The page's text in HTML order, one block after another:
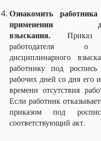
Ознакомить
применении
взыскания.Приказ
работодателя о
дисциплинарного
работнику под
рабочих дней со дня его
времени отсутствия
Если работник
приказом под
соответствующий акт.